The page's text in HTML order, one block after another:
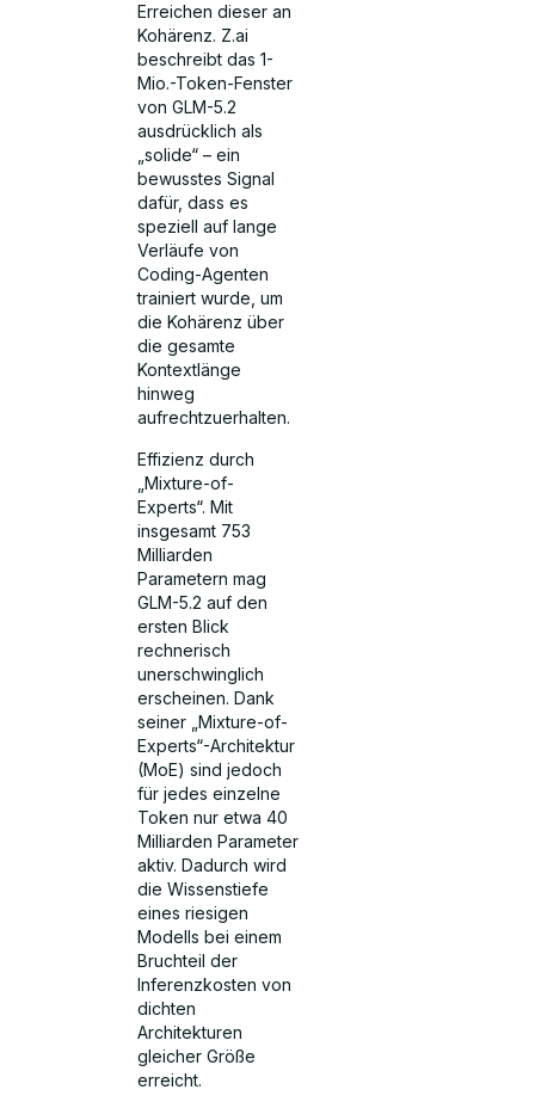
Erreichen dieser an
Kohärenz. Z.ai
beschreibt das 1-
Mio.-Token-Fenster
von GLM-5.2
ausdrücklich als
„solide“ – ein
bewusstes Signal
dafür, dass es
speziell auf lange
Verläufe von
Coding-Agenten
trainiert wurde, um
die Kohärenz über
die gesamte
Kontextlänge
hinweg
aufrechtzuerhalten.
Effizienz durch
„Mixture-of-
Experts“. Mit
insgesamt 753
Milliarden
Parametern mag
GLM-5.2 auf den
ersten Blick
rechnerisch
unerschwinglich
erscheinen. Dank
seiner „Mixture-of-
Experts“-Architektur
(MoE) sind jedoch
für jedes einzelne
Token nur etwa 40
Milliarden Parameter
aktiv. Dadurch wird
die Wissenstiefe
eines riesigen
Modells bei einem
Bruchteil der
Inferenzkosten von
dichten
Architekturen
gleicher Größe
erreicht.